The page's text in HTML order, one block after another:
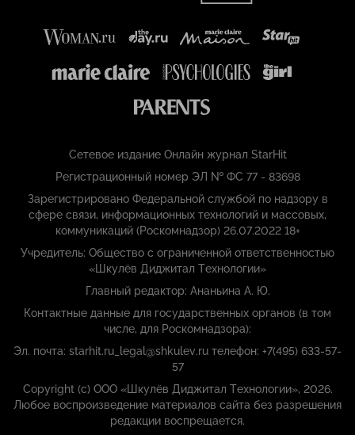
Сетевое издание Онлайн журнал StarHit
Регистрационный номер ЭЛ № ФС 77 - 83698
Зарегистрировано Федеральной службой по надзору в
сфере связи, информационных технологий и массовых,
коммуникаций (Роскомнадзор) 26.07.2022 18+
Учредитель: Общество с ограниченной ответственностью
«Шкулёв Диджитал Технологии»
Главный редактор: Ананьина А. Ю.
Контактные данные для государственных органов (в том
числе, для Роскомнадзора):
Эл. почта: starhit.ru_legal@shkulev.ru телефон: +7(495) 633-57-
57
Copyright (с) ООО «Шкулёв Диджитал Технологии», 2026.
Любое воспроизведение материалов сайта без разрешения
редакции воспрещается.